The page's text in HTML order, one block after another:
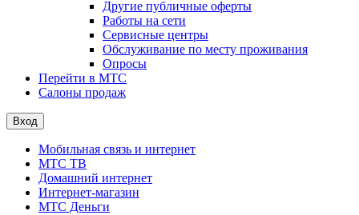
Другие публичные оферты
Работы на сети
Сервисные центры
Обслуживание по месту проживания
Опросы
Перейти в МТС
Салоны продаж
Вход
Мобильная связь и интернет
МТС ТВ
Домашний интернет
Интернет-магазин
МТС Деньги